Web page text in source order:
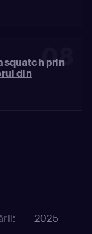
08
prin
din
2025